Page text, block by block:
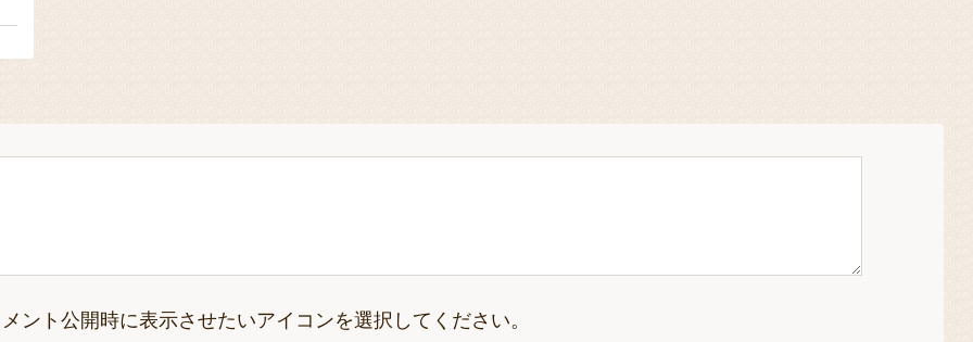
ント公開時に表示させたいアイコンを選択してください。